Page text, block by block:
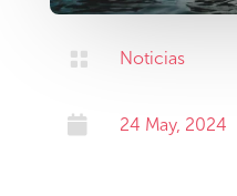
 Noticias
 24 May, 2024